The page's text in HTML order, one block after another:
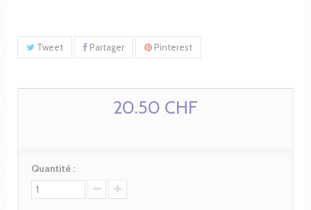
Tweet Partager Pinterest
20.50 CHF
Quantité :